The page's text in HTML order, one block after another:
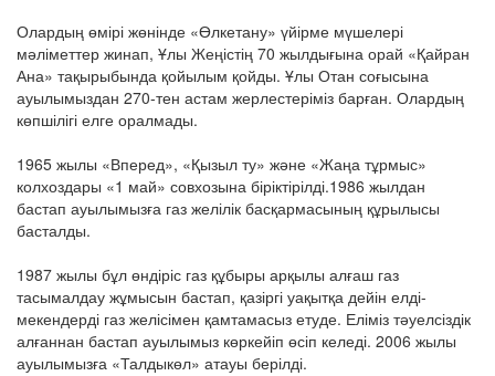
Олардың өмірі жөнінде «Өлкетану» үйірме мүшелері
мәліметтер жинап, Ұлы Жеңістің 70 жылдығына орай «Қайран
Ана» тақырыбында қойылым қойды. Ұлы Отан соғысына
ауылымыздан 270-тен астам жерлестеріміз барған. Олардың
көпшілігі елге оралмады.
1965 жылы «Вперед», «Қызыл ту» және «Жаңа тұрмыс»
колхоздары «1 май» совхозына біріктірілді.1986 жылдан
бастап ауылымызға газ желілік басқармасының құрылысы
басталды.
1987 жылы бұл өндіріс газ құбыры арқылы алғаш газ
тасымалдау жұмысын бастап, қазіргі уақытқа дейін елді-
мекендерді газ желісімен қамтамасыз етуде. Еліміз тәуелсіздік
алғаннан бастап ауылымыз көркейіп өсіп келеді. 2006 жылы
ауылымызға «Талдыкөл» атауы берілді.